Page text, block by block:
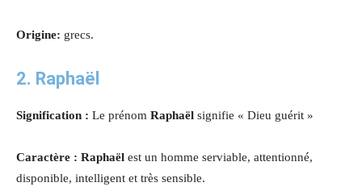
Origine: grecs.
2. Raphaël
Signification : Le prénom Raphaël signifie « Dieu guérit »
Caractère : Raphaël est un homme serviable, attentionné,
disponible, intelligent et très sensible.